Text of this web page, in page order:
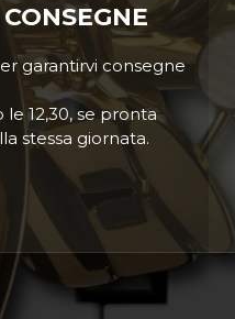
garantirvi consegne
12,30, se pronta
stessa giornata.